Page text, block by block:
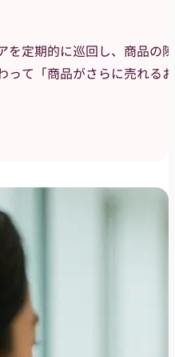
を定期的に巡回し、商品の
って「商品がさらに売れる